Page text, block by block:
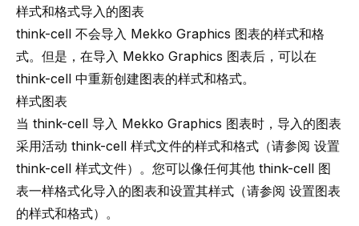
样式和格式导入的图表
think-cell 不会导入 Mekko Graphics 图表的样式和格
式。但是，在导入 Mekko Graphics 图表后，可以在
think-cell 中重新创建图表的样式和格式。
样式图表
当 think-cell 导入 Mekko Graphics 图表时，导入的图表
采用活动 think-cell 样式文件的样式和格式（请参阅 设置
think-cell 样式文件）。您可以像任何其他 think-cell 图
表一样格式化导入的图表和设置其样式（请参阅 设置图表
的样式和格式）。